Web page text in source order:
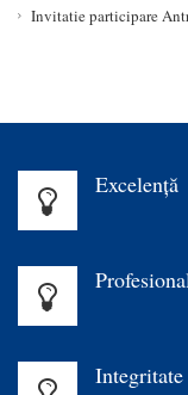
Invitatie participare
Excelenţă
Integritate